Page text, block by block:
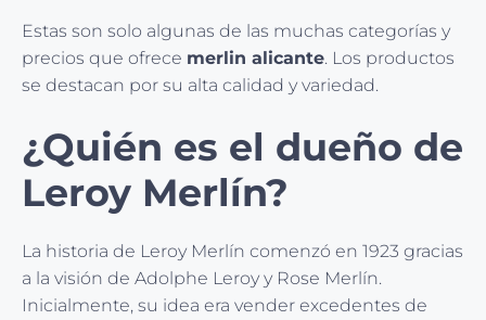
Estas son solo algunas de las muchas categorías y
precios que ofrece merlin alicante. Los productos
se destacan por su alta calidad y variedad.
¿Quién es el dueño de
Leroy Merlín?
La historia de Leroy Merlín comenzó en 1923 gracias
a la visión de Adolphe Leroy y Rose Merlín.
Inicialmente, su idea era vender excedentes de